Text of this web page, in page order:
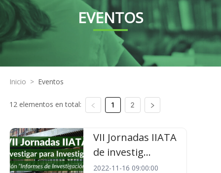
EVENTOS
Inicio > Eventos
12 elementos en total: 1 2
VII Jornadas IIATA
de investig...
2022-11-16 09:00:00